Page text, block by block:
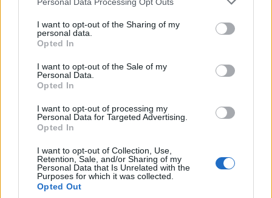
I want to opt-out of the Sharing of my
personal data.
Opted In
I want to opt-out of the Sale of my
Personal Data.
Opted In
I want to opt-out of processing my
Personal Data for Targeted Advertising.
Opted In
I want to opt-out of Collection, Use,
Retention, Sale, and/or Sharing of my
Personal Data that Is Unrelated with the
Purposes for which it was collected.
Opted Out